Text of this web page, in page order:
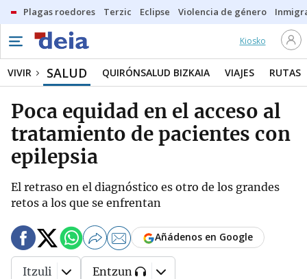
Plagas roedores Terzic Eclipse Violencia de género
Kiosko
VIVIR SALUD QUIRÓNSALUD BIZKAIA VIAJES RUTAS
Poca equidad en el acceso al
tratamiento de pacientes con
epilepsia
El retraso en el diagnóstico es otro de los grandes
retos a los que se enfrentan
Añádenos en Google
Itzuli Entzun